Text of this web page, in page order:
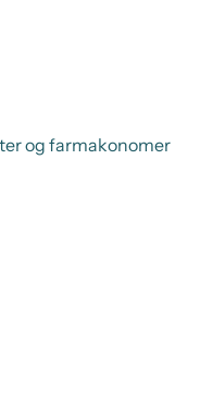
og farmakonomer